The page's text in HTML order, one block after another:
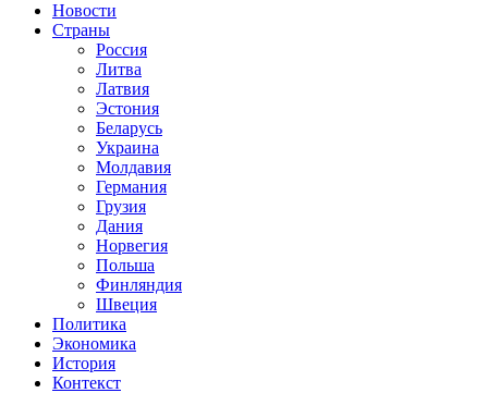
Новости
Страны
Россия
Литва
Латвия
Эстония
Беларусь
Украина
Молдавия
Германия
Грузия
Дания
Норвегия
Польша
Финляндия
Швеция
Политика
Экономика
История
Контекст